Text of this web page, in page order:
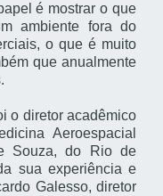
é mostrar o que
ambiente fora do
o que é muito
que anualmente
o diretor acadêmico
Aeroespacial
Souza, do Rio de
sua experiência e
Galesso, diretor